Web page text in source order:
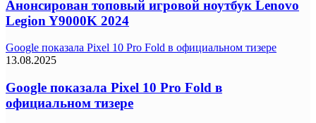
Анонсирован топовый игровой ноутбук Lenovo
Legion Y9000K 2024
Google показала Pixel 10 Pro Fold в официальном тизере
13.08.2025
Google показала Pixel 10 Pro Fold в
официальном тизере